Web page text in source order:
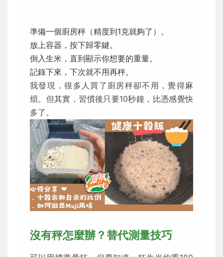
準備一個廚房秤（精度到1克就夠了）。
放上容器，按下歸零鍵。
倒入生米，直到顯示你想要的重量。
記錄下來，下次就不用再秤。
我發現，很多人買了廚房秤卻不用，覺得麻
煩。但其實，習慣後只要10秒鐘，比憑感覺快
多了。
沒有秤怎麼辦？替代測量技巧